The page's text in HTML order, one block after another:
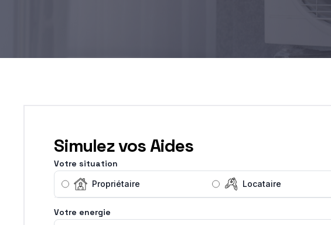
Simulez vos Aides
Votre situation
Propriétaire Locataire
Votre energie